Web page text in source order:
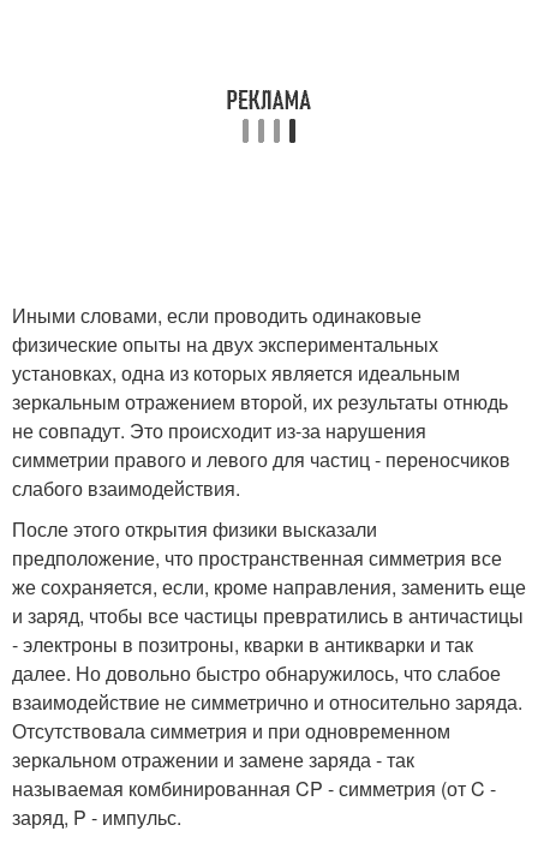
Иными словами, если проводить одинаковые
физические опыты на двух экспериментальных
установках, одна из которых является идеальным
зеркальным отражением второй, их результаты отнюдь
не совпадут. Это происходит из-за нарушения
симметрии правого и левого для частиц - переносчиков
слабого взаимодействия.
После этого открытия физики высказали
предположение, что пространственная симметрия все
же сохраняется, если, кроме направления, заменить еще
и заряд, чтобы все частицы превратились в античастицы
- электроны в позитроны, кварки в антикварки и так
далее. Но довольно быстро обнаружилось, что слабое
взаимодействие не симметрично и относительно заряда.
Отсутствовала симметрия и при одновременном
зеркальном отражении и замене заряда - так
называемая комбинированная CP - симметрия (от C -
заряд, P - импульс.